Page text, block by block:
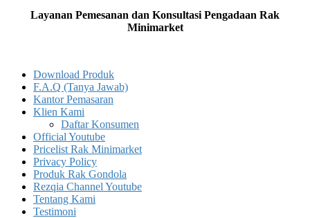
Layanan Pemesanan dan Konsultasi Pengadaan Rak
Minimarket
Download Produk
F.A.Q (Tanya Jawab)
Kantor Pemasaran
Klien Kami
Daftar Konsumen
Official Youtube
Pricelist Rak Minimarket
Privacy Policy
Produk Rak Gondola
Rezqia Channel Youtube
Tentang Kami
Testimoni